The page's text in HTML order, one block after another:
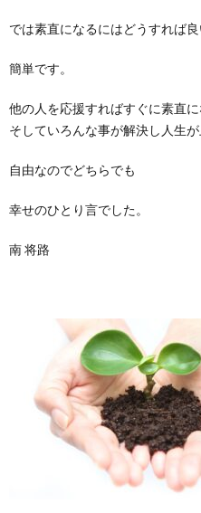
では素直になるにはどうすれば良
簡単です。
他の人を応援すればすぐに素直に
そしていろんな事が解決し人生が
自由なのでどちらでも
幸せのひとり言でした。
南 将路